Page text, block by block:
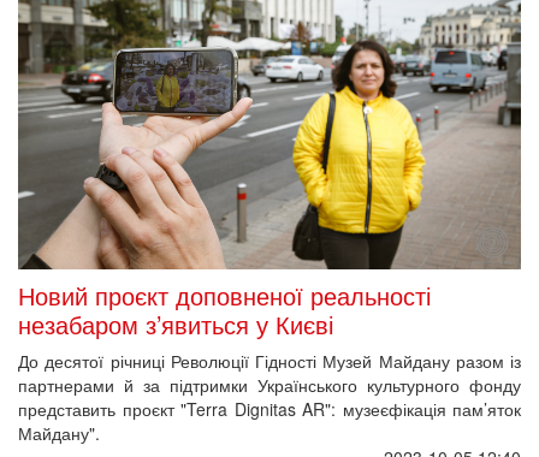
Новий проєкт доповненої реальності
незабаром з’явиться у Києві
До десятої річниці Революції Гідності Музей Майдану разом із
партнерами й за підтримки Українського культурного фонду
представить проєкт "Terra Dignitas AR": музеєфікація пам’яток
Майдану".